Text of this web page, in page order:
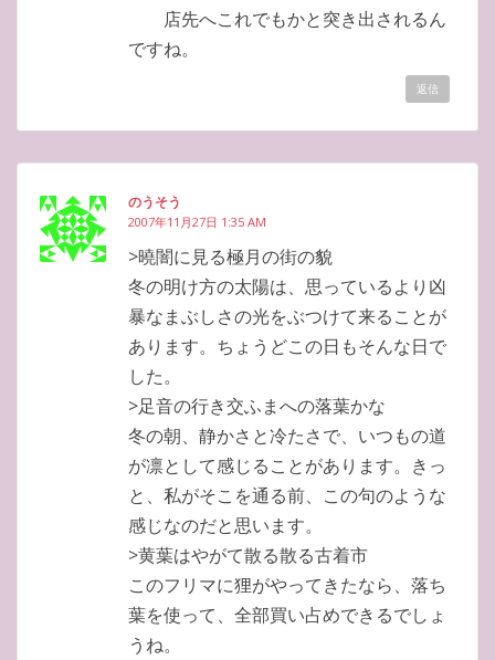
店先へこれでもかと突き出されるん
ですね。
返信
のうそう
2007年11月27日 1:35 AM
>曉闇に見る極月の街の貌
冬の明け方の太陽は、思っているより凶
暴なまぶしさの光をぶつけて来ることが
あります。ちょうどこの日もそんな日で
した。
>足音の行き交ふまへの落葉かな
冬の朝、静かさと冷たさで、いつもの道
が凛として感じることがあります。きっ
と、私がそこを通る前、この句のような
感じなのだと思います。
>黄葉はやがて散る散る古着市
このフリマに狸がやってきたなら、落ち
葉を使って、全部買い占めできるでしょ
うね。